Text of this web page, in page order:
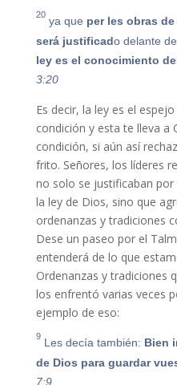
20ya que per les obras de
será justificado delante
ley es el conocimiento
3:20
Es decir, la ley es el
condición y esta te lleva a
condición, si aún así
frito. Señores, los líderes
no solo se justificaban
la ley de Dios, sino que
ordenanzas y tradiciones
Dese un paseo por el
entenderá de lo que
Ordenanzas y tradiciones
los enfrentó varias veces
ejemplo de eso:
9 Les decía también: Bien
de Dios para guardar
7:9